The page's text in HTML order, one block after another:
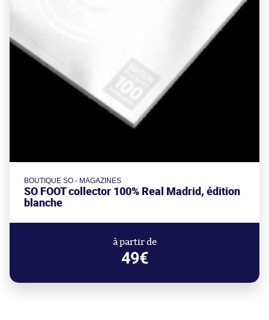
BOUTIQUE SO - MAGAZINES
SO FOOT collector 100% Real Madrid, édition
blanche
à partir de
49€